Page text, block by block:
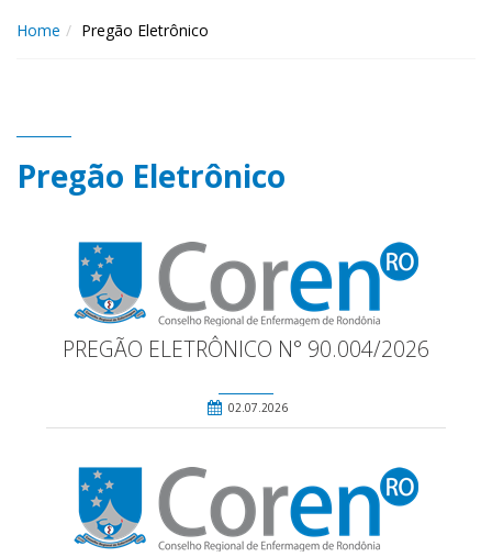
Home Pregão Eletrônico
Pregão Eletrônico
PREGÃO ELETRÔNICO N° 90.004/2026
02.07.2026